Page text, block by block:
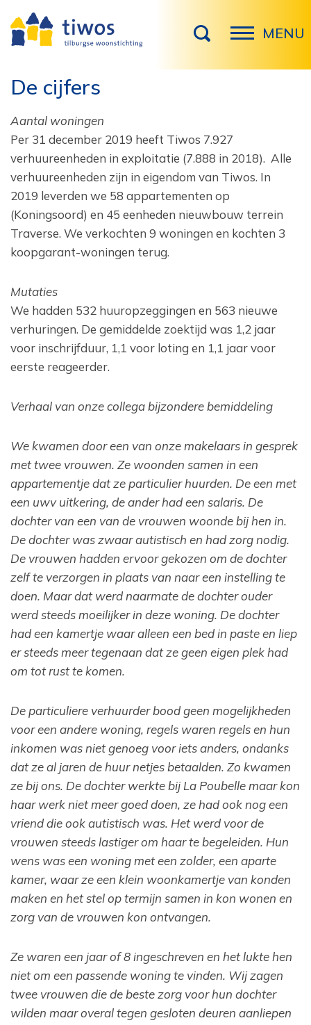
MENU
De cijfers
Aantal woningen
Per 31 december 2019 heeft Tiwos 7.927
verhuureenheden in exploitatie (7.888 in 2018). Alle
verhuureenheden zijn in eigendom van Tiwos. In
2019 leverden we 58 appartementen op
(Koningsoord) en 45 eenheden nieuwbouw terrein
Traverse. We verkochten 9 woningen en kochten 3
koopgarant-woningen terug.
Mutaties
We hadden 532 huuropzeggingen en 563 nieuwe
verhuringen. De gemiddelde zoektijd was 1,2 jaar
voor inschrijfduur, 1,1 voor loting en 1,1 jaar voor
eerste reageerder.
Verhaal van onze collega bijzondere bemiddeling
We kwamen door een van onze makelaars in gesprek
met twee vrouwen. Ze woonden samen in een
appartementje dat ze particulier huurden. De een met
een uwv uitkering, de ander had een salaris. De
dochter van een van de vrouwen woonde bij hen in.
De dochter was zwaar autistisch en had zorg nodig.
De vrouwen hadden ervoor gekozen om de dochter
zelf te verzorgen in plaats van naar een instelling te
doen. Maar dat werd naarmate de dochter ouder
werd steeds moeilijker in deze woning. De dochter
had een kamertje waar alleen een bed in paste en liep
er steeds meer tegenaan dat ze geen eigen plek had
om tot rust te komen.
De particuliere verhuurder bood geen mogelijkheden
voor een andere woning, regels waren regels en hun
inkomen was niet genoeg voor iets anders, ondanks
dat ze al jaren de huur netjes betaalden. Zo kwamen
ze bij ons. De dochter werkte bij La Poubelle maar kon
haar werk niet meer goed doen, ze had ook nog een
vriend die ook autistisch was. Het werd voor de
vrouwen steeds lastiger om haar te begeleiden. Hun
wens was een woning met een zolder, een aparte
kamer, waar ze een klein woonkamertje van konden
maken en het stel op termijn samen in kon wonen en
zorg van de vrouwen kon ontvangen.
Ze waren een jaar of 8 ingeschreven en het lukte hen
niet om een passende woning te vinden. Wij zagen
twee vrouwen die de beste zorg voor hun dochter
wilden maar overal tegen gesloten deuren aanliepen